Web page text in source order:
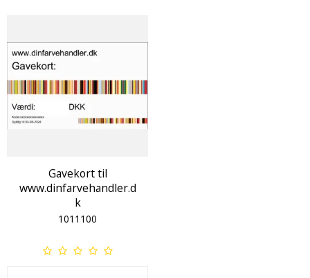
Gavekort til
www.dinfarvehandler.d
k
1011100